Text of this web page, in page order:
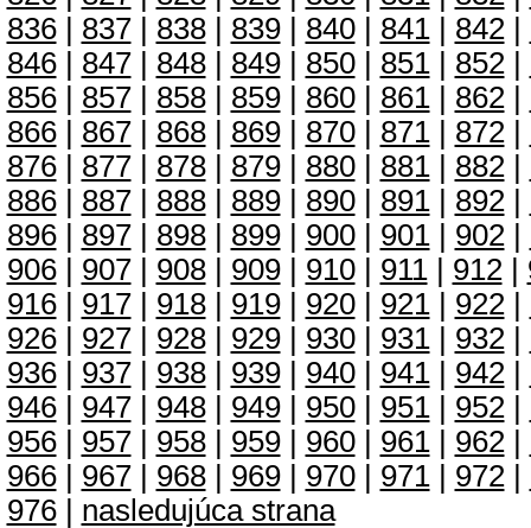
836| 837| 838| 839| 840| 841| 842|
846| 847| 848| 849| 850| 851| 852|
856| 857| 858| 859| 860| 861| 862|
866| 867| 868| 869| 870| 871| 872|
876| 877| 878| 879| 880| 881| 882|
886| 887| 888| 889| 890| 891| 892|
896| 897| 898| 899| 900| 901| 902|
906| 907| 908| 909| 910| 911| 912|
916| 917| 918| 919| 920| 921| 922|
926| 927| 928| 929| 930| 931| 932|
936| 937| 938| 939| 940| 941| 942|
946| 947| 948| 949| 950| 951| 952|
956| 957| 958| 959| 960| 961| 962|
966| 967| 968| 969| 970| 971| 972|
976| nasledujúca strana